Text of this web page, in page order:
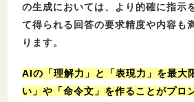
の生成においては、より的確に指示
て得られる回答の要求精度や内容も
ります。
AIの「理解力」と「表現力」を最大
い」や「命令文」を作ることがプロ